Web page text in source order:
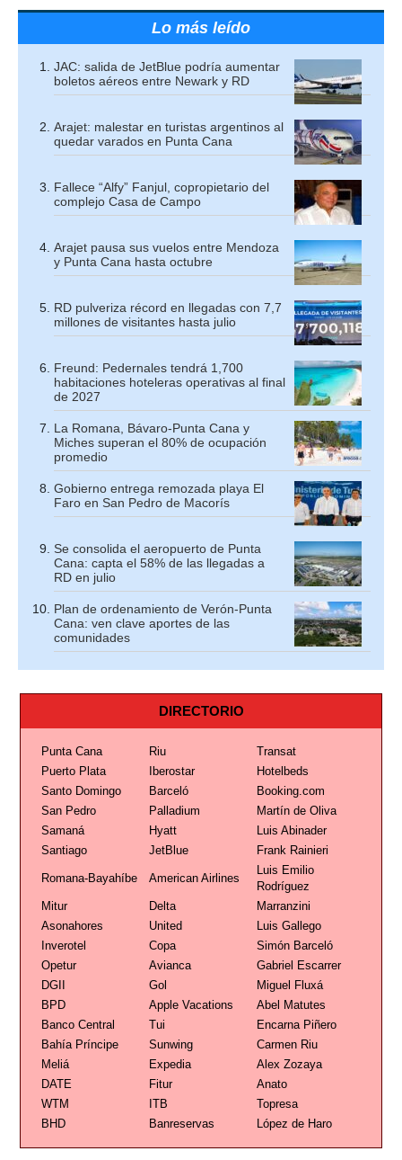
Lo más leído
JAC: salida de JetBlue podría aumentar
boletos aéreos entre Newark y RD
Arajet: malestar en turistas argentinos al
quedar varados en Punta Cana
Fallece “Alfy” Fanjul, copropietario del
complejo Casa de Campo
Arajet pausa sus vuelos entre Mendoza
y Punta Cana hasta octubre
RD pulveriza récord en llegadas con 7,7
millones de visitantes hasta julio
Freund: Pedernales tendrá 1,700
habitaciones hoteleras operativas al final
de 2027
La Romana, Bávaro-Punta Cana y
Miches superan el 80% de ocupación
promedio
Gobierno entrega remozada playa El
Faro en San Pedro de Macorís
Se consolida el aeropuerto de Punta
Cana: capta el 58% de las llegadas a
RD en julio
Plan de ordenamiento de Verón-Punta
Cana: ven clave aportes de las
comunidades
DIRECTORIO
Punta Cana Riu
Transat
Puerto Plata
Iberostar
Hotelbeds
Santo Domingo
Barceló
Booking.com
San Pedro
Palladium
Martín de Oliva
Samaná
Hyatt
Luis Abinader
Santiago
JetBlue Frank Rainieri
Romana-Bayahíbe American Airlines
Luis Emilio
Rodríguez
Mitur
Delta
Marranzini
Asonahores
United
Luis Gallego
Inverotel
Copa
Simón Barceló
Opetur
Avianca
Gabriel Escarrer
DGII
Gol
Miguel Fluxá
BPD
Apple Vacations
Abel Matutes
Banco Central
Tui
Encarna Piñero
Bahía Príncipe
Sunwing
Carmen Riu
Meliá
Expedia
Alex Zozaya
DATE
Fitur
Anato
WTM
ITB
Topresa
BHD
Banreservas López de Haro